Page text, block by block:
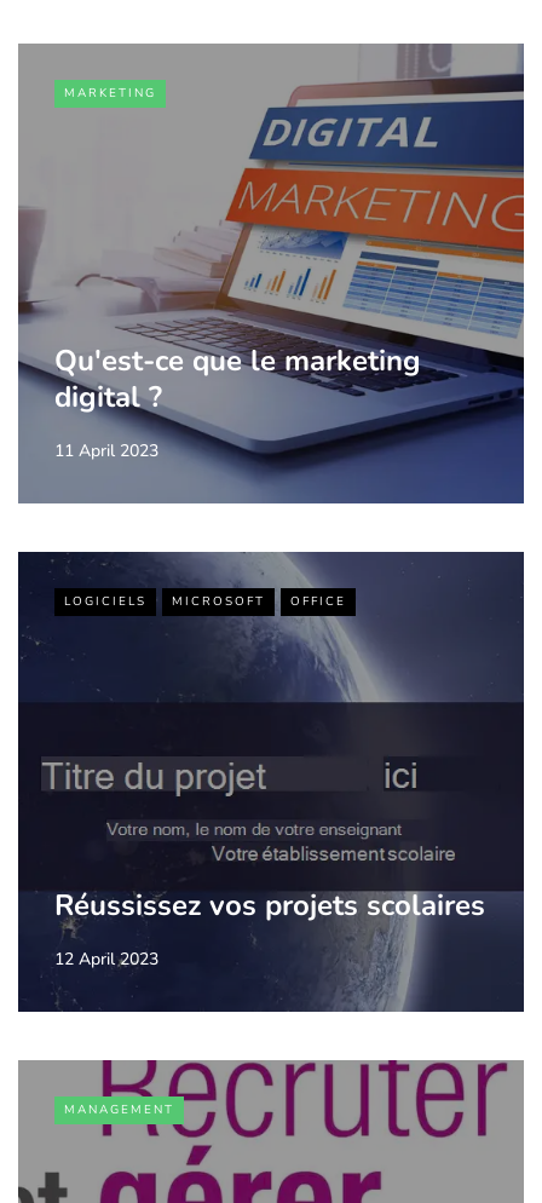
MARKETING
Qu'est-ce que le marketing
digital ?
11 April 2023
LOGICIELS MICROSOFT OFFICE
Réussissez vos projets scolaires
12 April 2023
MANAGEMENT